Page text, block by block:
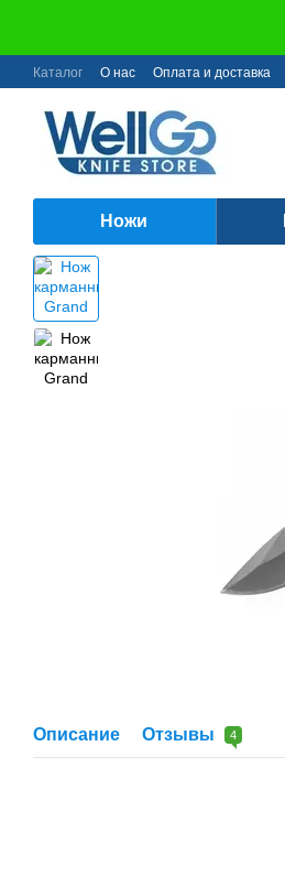
Каталог О нас Оплата и доставка
Ножи
Описание Отзывы 4